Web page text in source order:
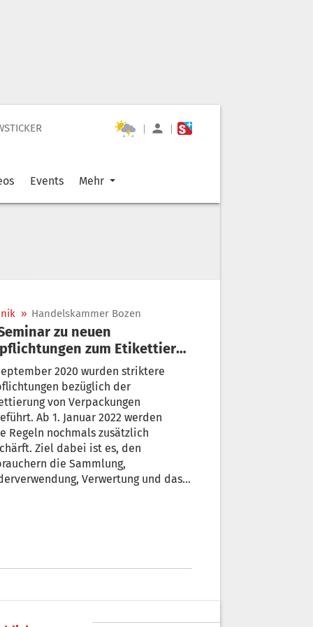
| |
Events Mehr
» Handelskammer Bozen
zum Etikettieren
Verpackungen2020 wurden striktere
bezüglich der
von Verpackungen
Januar 2022 werden
Regeln nochmals zusätzlich
Ziel dabei ist es, den
die Sammlung,
Verwertung und das